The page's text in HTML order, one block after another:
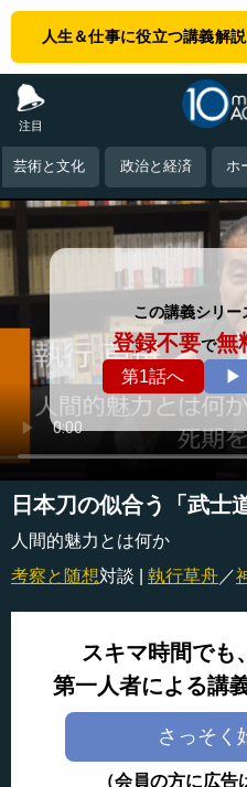
人生＆仕事に役立つ講義解
注目
芸術と文化 政治と経済 ホ
この講義シリー
登録不要で無
第1話へ ▶
日本刀の似合う「武士
人間的魅力とは何か
考察と随想対談 | 執行草舟 ／
スキマ時間でも
第一人者による講
さっそく
（会員の方に広告